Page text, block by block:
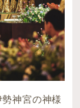
勢神宮の神様